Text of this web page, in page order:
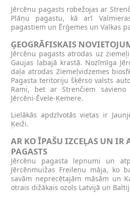
Jērcēnu pagasts robežojas ar
Plāņu pagastu, kā arī
pagastiem un Ērģemes un Valkas
ĢEOGRĀFISKAIS
Jērcēnu pagasts atrodas uz
Gaujas labajā krastā. Nozīmīga
daļa atrodas Ziemeļvidzemes
Pagasta teritoriju šķērso valsts
Rami, bet ar Strenčiem savieno
Jērcēni-Ēvele-Ķemere.
Lielākās apdzīvotās vietas ir
Ķeiži.
AR KO ĪPAŠU IZCEĻAS UN IR
PAGASTS
Jērcēnu pagasta lepnumi un
Jērcēnmuižas Freileņu māja, ko
savām neprecētajām māsām un
otrais dižākais ozols Latvijā un